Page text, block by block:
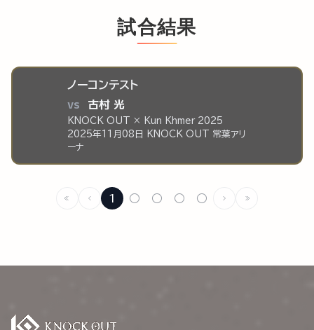
試合結果
ノーコンテスト
vs 古村 光
KNOCK OUT × Kun Khmer 2025
2025年11月08日 KNOCK OUT 常葉アリ
ーナ
1 ○ ○ ○ ○